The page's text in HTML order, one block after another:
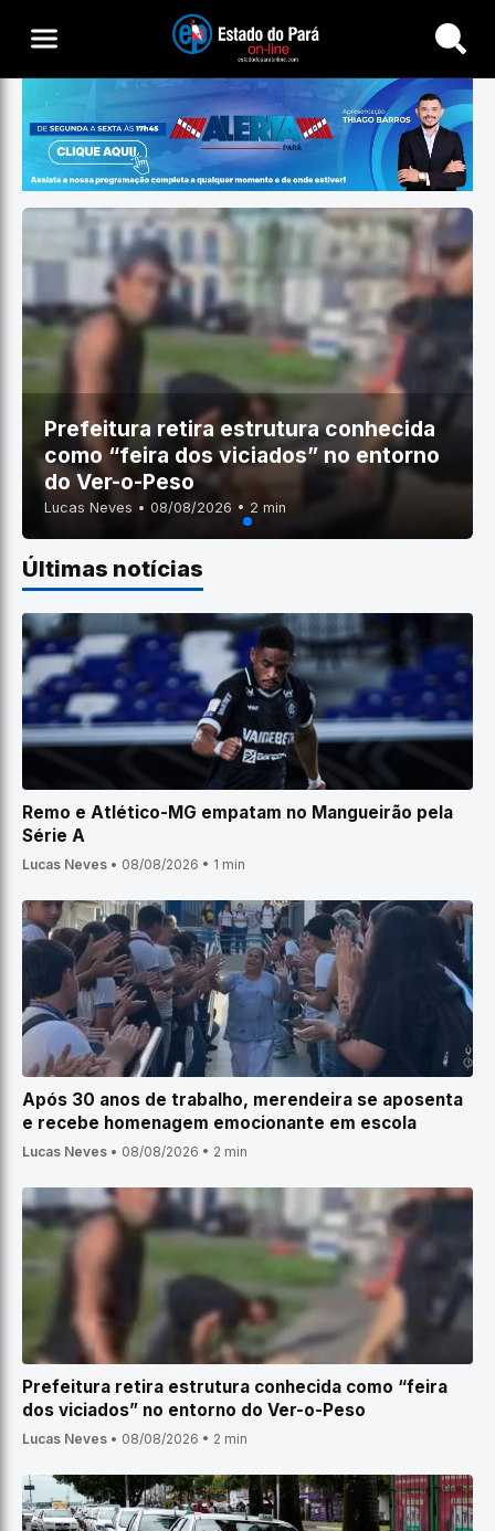
Buscar
Prefeitura retira estrutura conhecida
como “feira dos viciados” no entorno
do Ver-o-Peso
Lucas Neves • 08/08/2026 • 2 min
Últimas notícias
Remo e Atlético-MG empatam no Mangueirão pela
Série A
Lucas Neves • 08/08/2026 • 1 min
Após 30 anos de trabalho, merendeira se aposenta
e recebe homenagem emocionante em escola
Lucas Neves • 08/08/2026 • 2 min
Prefeitura retira estrutura conhecida como “feira
dos viciados” no entorno do Ver-o-Peso
Lucas Neves • 08/08/2026 • 2 min